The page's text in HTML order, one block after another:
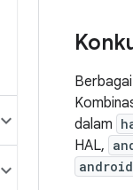
dalam
HAL,